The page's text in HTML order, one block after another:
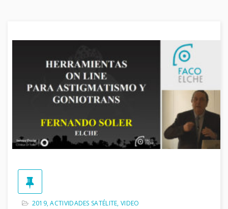
2019,ACTIVIDADES SATÉLITE,VIDEO